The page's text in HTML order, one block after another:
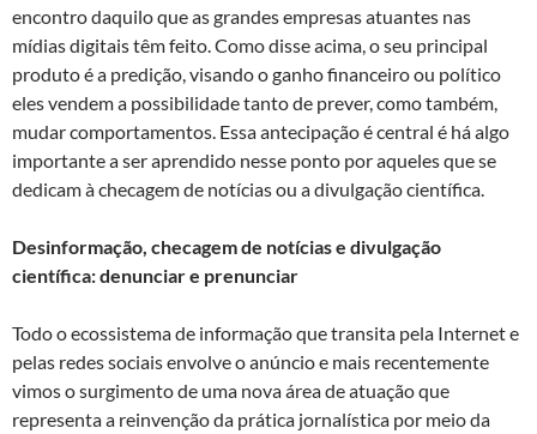
encontro daquilo que as grandes empresas atuantes nas
mídias digitais têm feito. Como disse acima, o seu principal
produto é a predição, visando o ganho financeiro ou político
eles vendem a possibilidade tanto de prever, como também,
mudar comportamentos. Essa antecipação é central é há algo
importante a ser aprendido nesse ponto por aqueles que se
dedicam à checagem de notícias ou a divulgação científica.
Desinformação, checagem de notícias e divulgação
científica: denunciar e prenunciar
Todo o ecossistema de informação que transita pela Internet e
pelas redes sociais envolve o anúncio e mais recentemente
vimos o surgimento de uma nova área de atuação que
representa a reinvenção da prática jornalística por meio da